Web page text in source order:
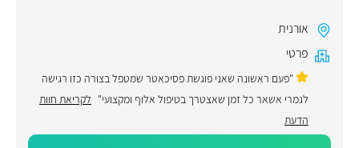
אורנית
פרטי
"פעם ראשונה שאני פוגשת פסיכאטר שמטפל בצורה כזו רגישה
לגמרי אשאר כל זמן שאצטרך בטיפול אלוף ומקצועי" לקריאת חוות
הדעת